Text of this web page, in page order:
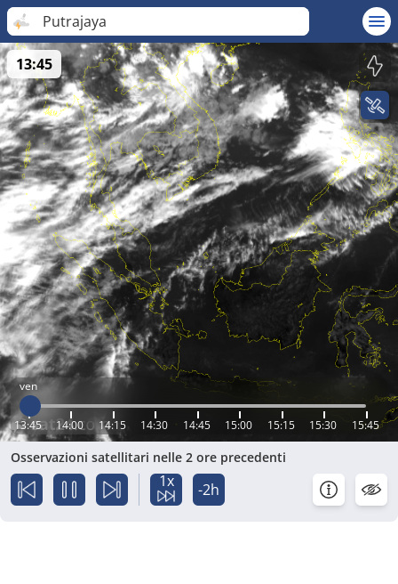
Putrajaya
ven
13:45 14:00 14:15 14:30 14:45 15:00 15:15 15:30 15:45
13:45
Osservazioni satellitari nelle 2 ore precedenti
1x -2h